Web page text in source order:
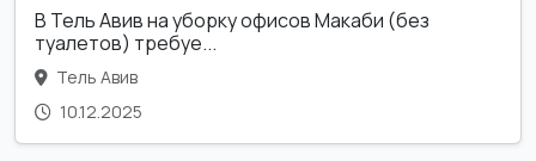
В Тель Авив на уборку офисов Макаби (без
туалетов) требуе...
Тель Авив
10.12.2025